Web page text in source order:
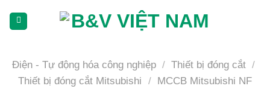
dịch)Điện - Tự động hóa công nghiệp / Thiết bị đóng cắt /
Thiết bị đóng cắt Mitsubishi / MCCB Mitsubishi NF